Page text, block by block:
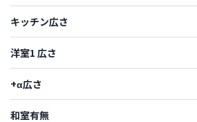
キッチン広さ
洋室1 広さ
+α広さ
和室有無